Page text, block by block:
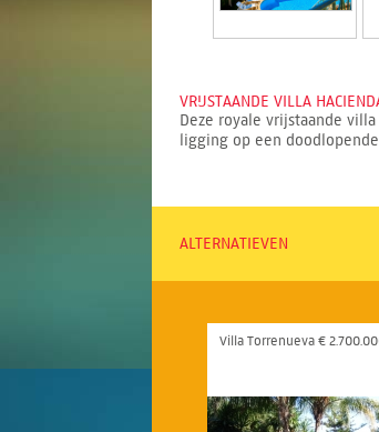
VRIJSTAANDE VILLA
Deze royale vrijstaande
ligging op een
ALTERNATIEVEN
Villa Torrenueva €